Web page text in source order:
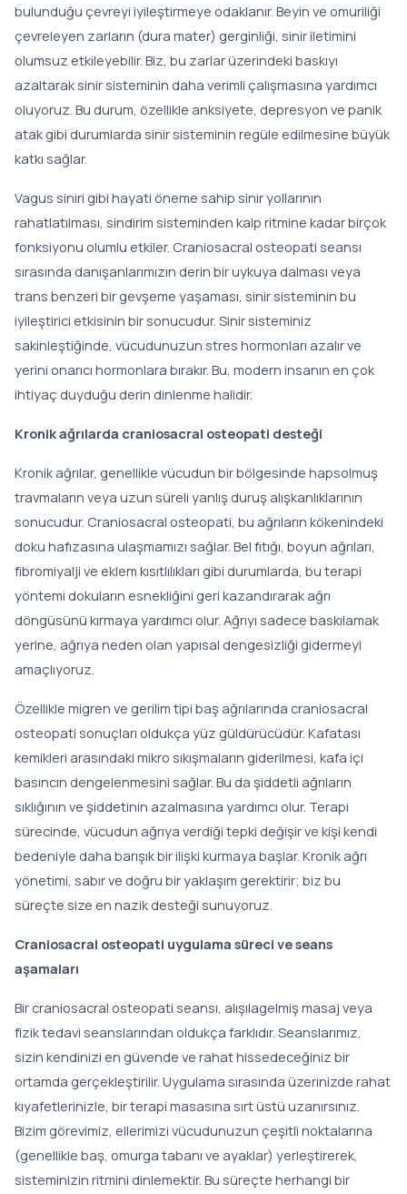
bulunduğu çevreyi iyileştirmeye odaklanır. Beyin ve omuriliği
çevreleyen zarların (dura mater) gerginliği, sinir iletimini
olumsuz etkileyebilir. Biz, bu zarlar üzerindeki baskıyı
azaltarak sinir sisteminin daha verimli çalışmasına yardımcı
oluyoruz. Bu durum, özellikle anksiyete, depresyon ve panik
atak gibi durumlarda sinir sisteminin regüle edilmesine büyük
katkı sağlar.
Vagus siniri gibi hayati öneme sahip sinir yollarının
rahatlatılması, sindirim sisteminden kalp ritmine kadar birçok
fonksiyonu olumlu etkiler. Craniosacral osteopati seansı
sırasında danışanlarımızın derin bir uykuya dalması veya
trans benzeri bir gevşeme yaşaması, sinir sisteminin bu
iyileştirici etkisinin bir sonucudur. Sinir sisteminiz
sakinleştiğinde, vücudunuzun stres hormonları azalır ve
yerini onarıcı hormonlara bırakır. Bu, modern insanın en çok
ihtiyaç duyduğu derin dinlenme halidir.
Kronik ağrılarda craniosacral osteopati desteği
Kronik ağrılar, genellikle vücudun bir bölgesinde hapsolmuş
travmaların veya uzun süreli yanlış duruş alışkanlıklarının
sonucudur. Craniosacral osteopati, bu ağrıların kökenindeki
doku hafızasına ulaşmamızı sağlar. Bel fıtığı, boyun ağrıları,
fibromiyalji ve eklem kısıtlılıkları gibi durumlarda, bu terapi
yöntemi dokuların esnekliğini geri kazandırarak ağrı
döngüsünü kırmaya yardımcı olur. Ağrıyı sadece baskılamak
yerine, ağrıya neden olan yapısal dengesizliği gidermeyi
amaçlıyoruz.
Özellikle migren ve gerilim tipi baş ağrılarında craniosacral
osteopati sonuçları oldukça yüz güldürücüdür. Kafatası
kemikleri arasındaki mikro sıkışmaların giderilmesi, kafa içi
basıncın dengelenmesini sağlar. Bu da şiddetli ağrıların
sıklığının ve şiddetinin azalmasına yardımcı olur. Terapi
sürecinde, vücudun ağrıya verdiği tepki değişir ve kişi kendi
bedeniyle daha barışık bir ilişki kurmaya başlar. Kronik ağrı
yönetimi, sabır ve doğru bir yaklaşım gerektirir; biz bu
süreçte size en nazik desteği sunuyoruz.
Craniosacral osteopati uygulama süreci ve seans
aşamaları
Bir craniosacral osteopati seansı, alışılagelmiş masaj veya
fizik tedavi seanslarından oldukça farklıdır. Seanslarımız,
sizin kendinizi en güvende ve rahat hissedeceğiniz bir
ortamda gerçekleştirilir. Uygulama sırasında üzerinizde rahat
kıyafetlerinizle, bir terapi masasına sırt üstü uzanırsınız.
Bizim görevimiz, ellerimizi vücudunuzun çeşitli noktalarına
(genellikle baş, omurga tabanı ve ayaklar) yerleştirerek,
sisteminizin ritmini dinlemektir. Bu süreçte herhangi bir